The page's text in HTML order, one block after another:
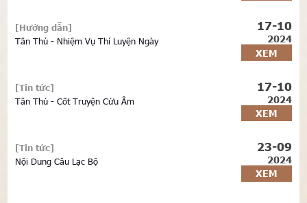
[Hướng dẫn]
Tân Thủ - Nhiệm Vụ Thí Luyện Ngày
17-10
2024
XEM
[Tin tức]
Tân Thủ - Cốt Truyện Cửu Âm
17-10
2024
XEM
[Tin tức]
Nội Dung Câu Lạc Bộ
23-09
2024
XEM